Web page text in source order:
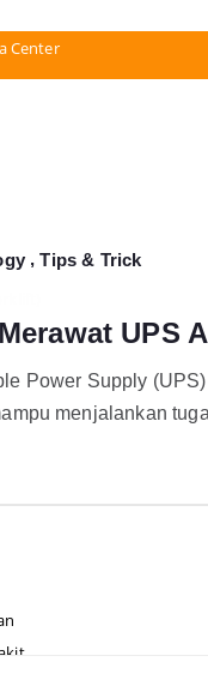
Center
,Tips & Trick
UPS
Power Supply
menjalankan